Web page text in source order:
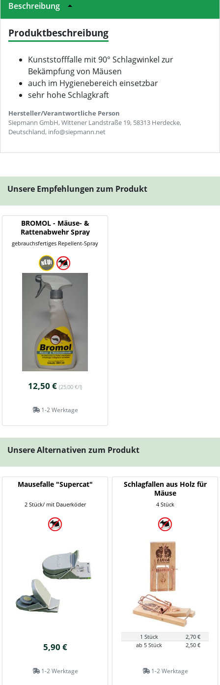
Beschreibung
Produktbeschreibung
Kunststofffalle mit 90° Schlagwinkel zur
Bekämpfung von Mäusen
auch im Hygienebereich einsetzbar
sehr hohe Schlagkraft
Hersteller/Verantwortliche Person
Siepmann GmbH, Wittener Landstraße 19, 58313 Herdecke,
Deutschland, info@siepmann.net
Unsere Empfehlungen zum Produkt
BROMOL - Mäuse- &
Rattenabwehr Spray
gebrauchsfertiges Repellent-Spray
12,50 € (25,00 €/l)
1-2 Werktage
Unsere Alternativen zum Produkt
Mausefalle "Supercat"
2 Stück/ mit Dauerköder
5,90 €
1-2 Werktage
Schlagfallen aus Holz für
Mäuse
4 Stück
1 Stück
2,70 €
ab 5 Stück
2,50 €
1-2 Werktage